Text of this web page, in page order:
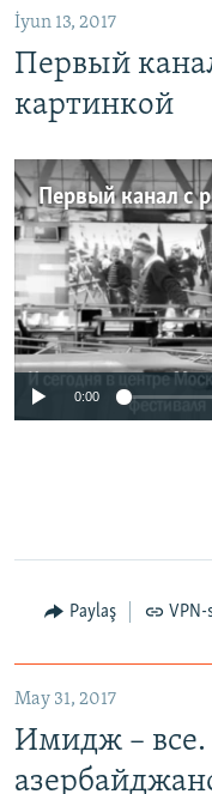
İyun 13, 2017
Первый
картинкой
Первый канал с
No media
0:00
Paylaş VPN-
May 31, 2017
Имидж –